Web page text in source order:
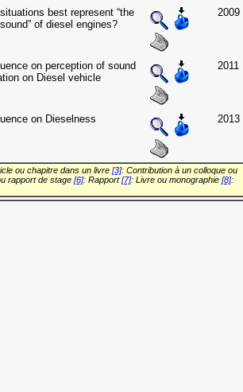
best represent “the
of diesel engines?
2009
on perception of sound
on Diesel vehicle
2011
on Dieselness
2013
ou chapitre dans un livre [3]: Contribution à un colloque ou
rapport de stage [6]: Rapport[7]: Livre ou monographie [8]: